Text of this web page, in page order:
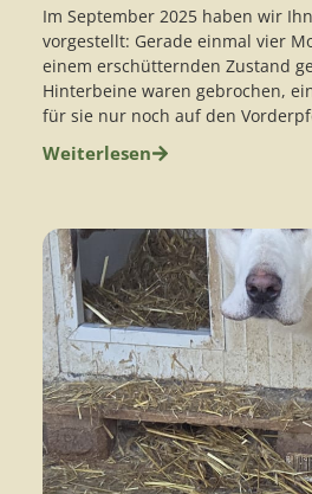
Im September 2025 haben wir
vorgestellt: Gerade einmal vier
einem erschütternden Zustand
Hinterbeine waren gebrochen,
für sie nur noch auf den
Weiterlesen